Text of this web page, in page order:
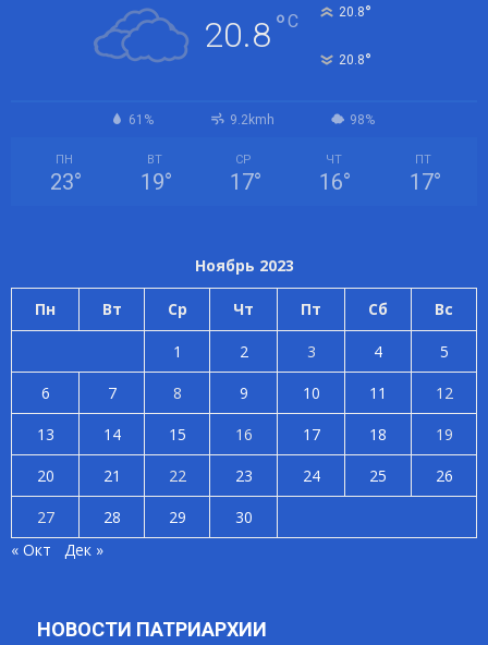
20.8°C 20.8°
20.8°
61% 9.2kmh 98%
ПН
23°
ВТ
19°
СР
17°
ЧТ
16°
ПТ
17°
Ноябрь 2023
Пн Вт Ср Чт Пт Сб Вс
1 2 3 4
5
6
7 8 9 10 11
12
13
14 15 16 17 18
19
20
21 22 23 24 25
26
27
28 29
30
« Окт
Дек »
НОВОСТИ ПАТРИАРХИИ